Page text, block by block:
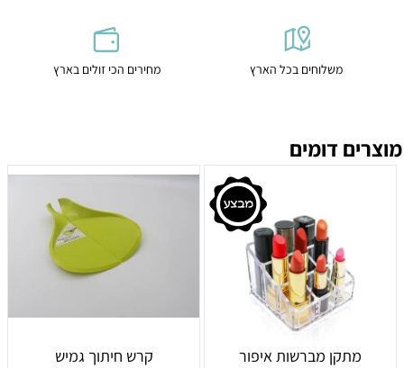
משלוחים בכל הארץ מחירים הכי זולים בארץ
מוצרים דומים
מתקן מברשות איפור קרש חיתוך גמיש